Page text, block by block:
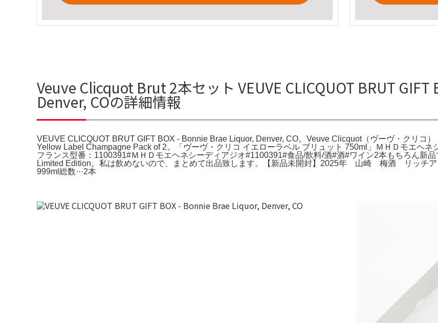
Veuve Clicquot Brut 2本セット VEUVE CLICQUOT BRUT
Denver, COの詳細情報
VEUVE CLICQUOT BRUT GIFT BOX - Bonnie Brae Liquor, Denver, CO。Veuve Clicquot（ヴーヴ・クリコ
Yellow Label Champagne Pack of 2。「ヴーヴ・クリコ イエローラベル ブリュット 750ml」ＭＨＤモエヘネ
フランス型番：1100391#ＭＨＤモエヘネシーディアジオ#1100391#食品/飲料/酒#酒#ワイン2本もちろん新
Limited Edition。私は飲めないので、まとめて出品致します。【新品未開封】2025年 山崎 梅酒 リッチア
999ml総数···2本